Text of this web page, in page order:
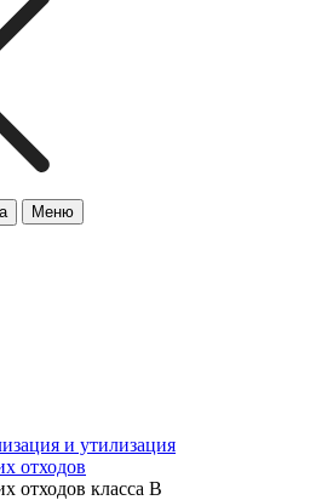
Меню
и утилизация
отходов
отходов класса В